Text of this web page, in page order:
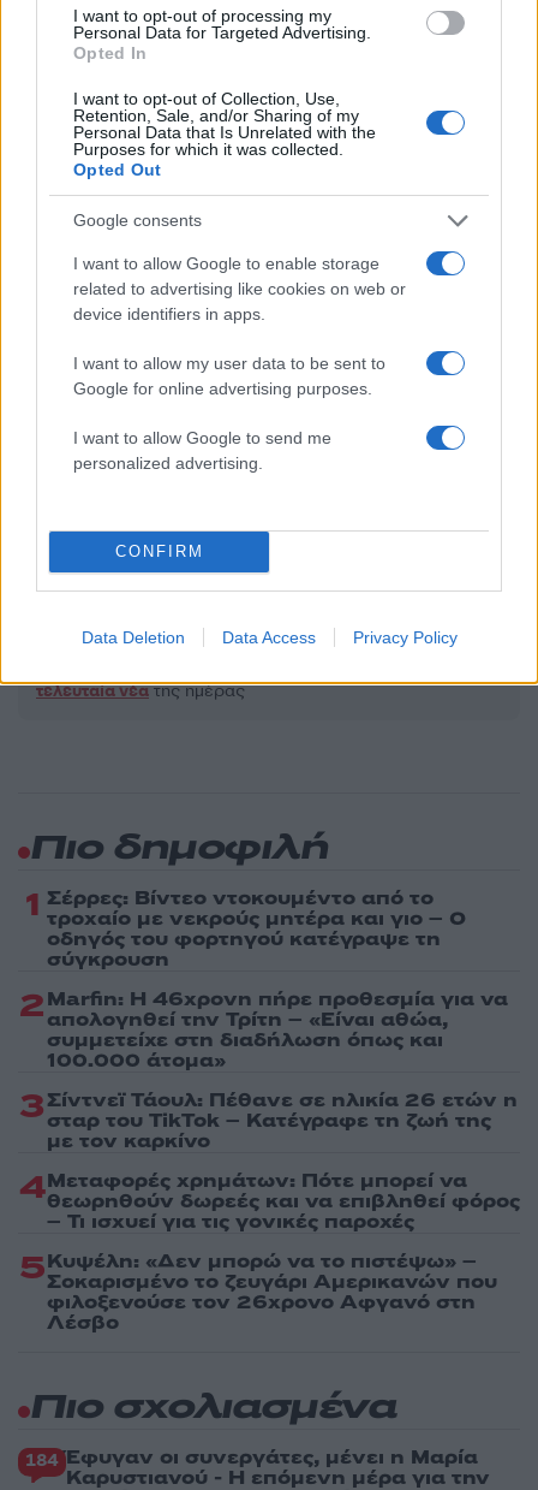
I want to opt-out of processing my
Personal Data for Targeted Advertising.
Opted In
I want to opt-out of Collection, Use,
Retention, Sale, and/or Sharing of my
Personal Data that Is Unrelated with the
Purposes for which it was collected.
Opted Out
Google consents
I want to allow Google to enable storage
related to advertising like cookies on web or
device identifiers in apps.
I want to allow my user data to be sent to
Google for online advertising purposes.
I want to allow Google to send me
personalized advertising.
CONFIRM
Data Deletion Data Access Privacy Policy
Σχολίασε εδώ
Υποβολή σχολίου
Πολιτική Απορρήτου&Όροι Χρήσηςτης Google.
Μακρο-οικονομία
ΤΑΚΗΣ ΘΕΟΔΩΡΙΚΑΚΟΣ
ΤΡΟΦΙΜΑ
Share:
Ακολουθήστε το Νewsit.gr στοGoogle Newsκαι
τελευταία νέατης ημέρας
Πιο δημοφιλή
1 Σέρρες: Βίντεο ντοκουμέντο από το
τροχαίο με νεκρούς μητέρα και γιο – Ο
οδηγός του φορτηγού κατέγραψε τη
σύγκρουση
2Marfin: Η 46χρονη πήρε προθεσμία για να
απολογηθεί την Τρίτη – «Είναι αθώα,
συμμετείχε στη διαδήλωση όπως και
100.000 άτομα»
3Σίντνεϊ Τάουλ: Πέθανε σε ηλικία 26 ετών η
σταρ του TikTok – Kατέγραφε τη ζωή της
με τον καρκίνο
4Μεταφορές χρημάτων: Πότε μπορεί να
θεωρηθούν δωρεές και να επιβληθεί φόρος
– Τι ισχυεί για τις γονικές παροχές
5Κυψέλη: «Δεν μπορώ να το πιστέψω» –
Σοκαρισμένο το ζευγάρι Αμερικανών που
φιλοξενούσε τον 26χρονο Αφγανό στη
Λέσβο
Πιο σχολιασμένα
184 Έφυγαν οι συνεργάτες, μένει η Μαρία
Καρυστιανού - Η επόμενη μέρα για την